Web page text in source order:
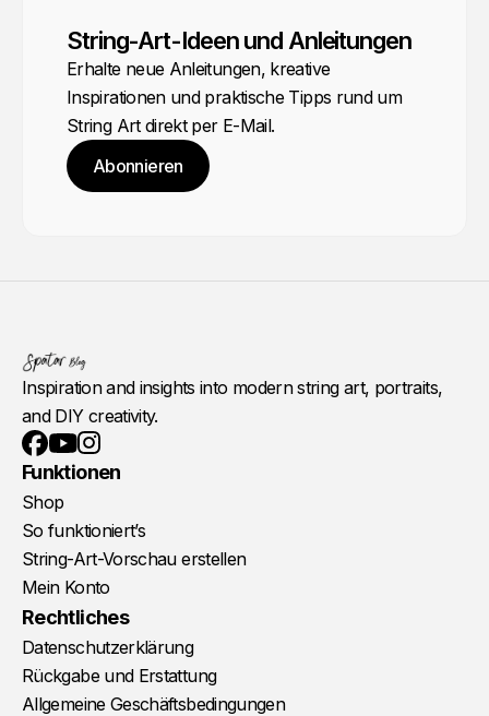
String-Art-Ideen und Anleitungen
Erhalte neue Anleitungen, kreative
Inspirationen und praktische Tipps rund um
String Art direkt per E-Mail.
Abonnieren
Inspiration and insights into modern string art, portraits,
and DIY creativity.
Facebook
YouTube
Instagram
Funktionen
Shop
So funktioniert’s
String-Art-Vorschau erstellen
Mein Konto
Rechtliches
Datenschutzerklärung
Rückgabe und Erstattung
Allgemeine Geschäftsbedingungen